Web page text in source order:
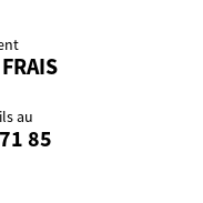
au
85